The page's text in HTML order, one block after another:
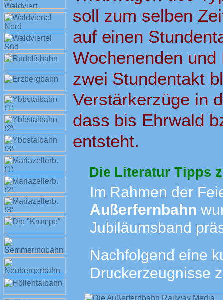
soll zum selben
auf einen
Wochenenden
zwei Stundentakt
Verstärkerzüge in
dass bis Ehrwald
entsteht.
Die Literatur Tipps
Im Rahmen der
Außerfernbahn
Jubiläumsband
Nachfolgend eine
Druckerzeugnisse